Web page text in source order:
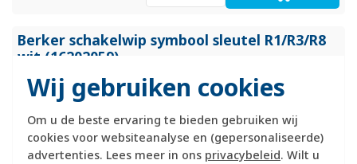
Wij gebruiken cookies
Om u de beste ervaring te bieden gebruiken wij
cookies voor websiteanalyse en (gepersonaliseerde)
advertenties. Lees meer in ons privacybeleid. Wilt u
Berker schakelwip symbool sleutel R1/R3/R8
wit (16202059)